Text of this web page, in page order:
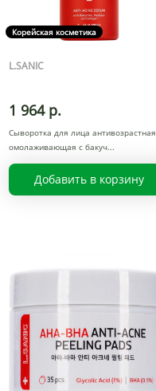
Корейская косметика
L.SANIC
1 964 р.
Сыворотка для лица антивозрастная
омолаживающая с бакуч
Добавить в корзину